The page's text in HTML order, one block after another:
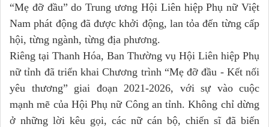
“Mẹ đỡ đầu” do Trung ương Hội Liên hiệp Phụ nữ Việt
Nam phát động đã được khởi động, lan tỏa đến từng cấp
hội, từng ngành, từng địa phương.
Riêng tại Thanh Hóa, Ban Thường vụ Hội Liên hiệp Phụ
nữ tỉnh đã triển khai Chương trình “Mẹ đỡ đầu - Kết nối
yêu thương” giai đoạn 2021-2026, với sự vào cuộc
mạnh mẽ của Hội Phụ nữ Công an tỉnh. Không chỉ dừng
ở những lời kêu gọi, các nữ cán bộ, chiến sĩ đã biến